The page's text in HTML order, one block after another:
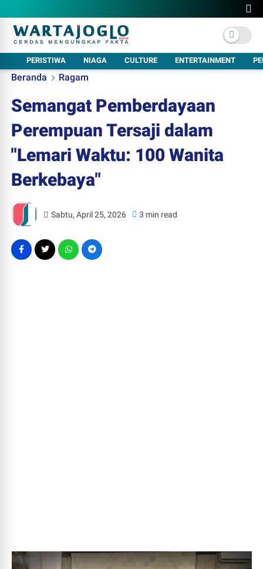
PERISTIWA NIAGA CULTURE ENTERTAINMENT
Beranda Ragam
Semangat Pemberdayaan
Perempuan Tersaji dalam
"Lemari Waktu: 100 Wanita
Berkebaya"
Sabtu, April 25, 2026 3 min read